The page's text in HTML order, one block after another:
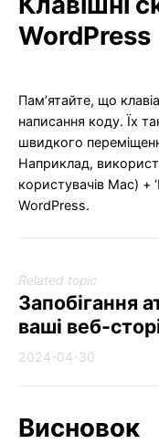
WordPress
Пам’ятайте, що
написання коду. Їх
швидкого
Наприклад,
користувачів Mac) +
WordPress.
Related topic
Запобігання
ваші веб-
2024-04-30
Висновок